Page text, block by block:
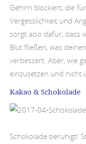
Gehirn blockiert, die
Vergesslichkeit und
sorgt also dafür, dass
Blut fließen, was
verbessert. Aber, wie
einzusetzen und nicht
Kakao & Schokolade
Schokolade beruhigt!